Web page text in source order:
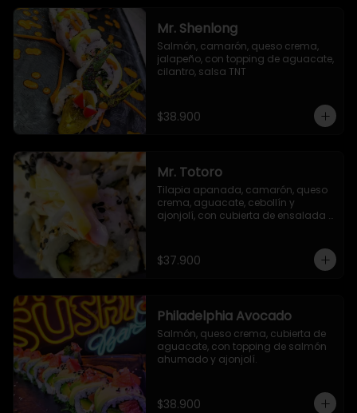
Mr. Shenlong
Salmón, camarón, queso crema,
jalapeño, con topping de aguacate,
cilantro, salsa TNT
$38.900
Mr. Totoro
Tilapia apanada, camarón, queso
crema, aguacate, cebollín y
ajonjolí, con cubierta de ensalada
$37.900
Philadelphia Avocado
Salmón, queso crema, cubierta de
aguacate, con topping de salmón
ahumado y ajonjolí.
$38.900